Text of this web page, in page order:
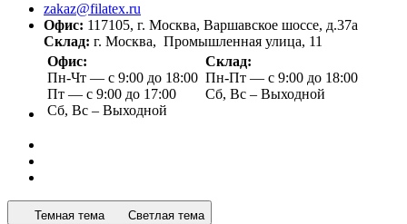
zakaz@filatex.ru
Офис: 117105, г. Москва, Варшавское шоссе, д.37а
Склад: г. Москва, Промышленная улица, 11
Офис:
Пн-Чт — с 9:00 до 18:00
Пт — с 9:00 до 17:00
Сб, Вс – Выходной
Склад:
Пн-Пт — с 9:00 до 18:00
Сб, Вс – Выходной
Темная тема Светлая тема